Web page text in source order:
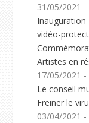
31/05/2021
Inauguration
vidéo-
Artistes en
17/05/2021 -
Le conseil
Freiner le
03/04/2021 -